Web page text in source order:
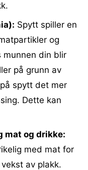
Spytt spiller en
og
munnen din blir
på grunn av
spytt det mer
Dette kan
mat og drikke:
med mat for
av plakk.